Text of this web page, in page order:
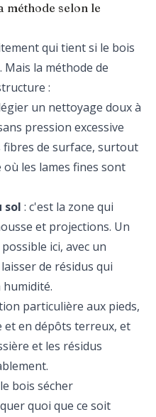
méthode selon le
qui tient si le bois
Mais la méthode de
:
un nettoyage doux à
pression excessive
de surface, surtout
les lames fines sont
sol : c'est la zone qui
et projections. Un
ici, avec un
de résidus qui
particulière aux pieds,
et en dépôts terreux, et
et les résidus
bois sécher
quoi que ce soit